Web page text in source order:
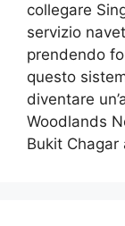
collegare
servizio
prendendo
questo
diventare
Woodlands
Bukit